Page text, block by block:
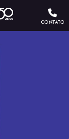
CONTATO